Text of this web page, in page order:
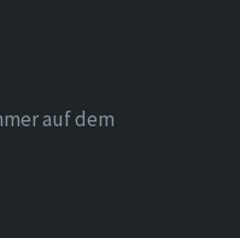
auf dem